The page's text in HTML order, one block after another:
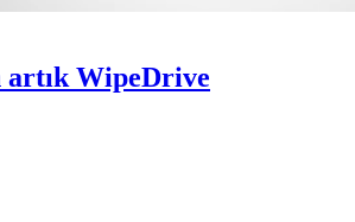
WipeDrive